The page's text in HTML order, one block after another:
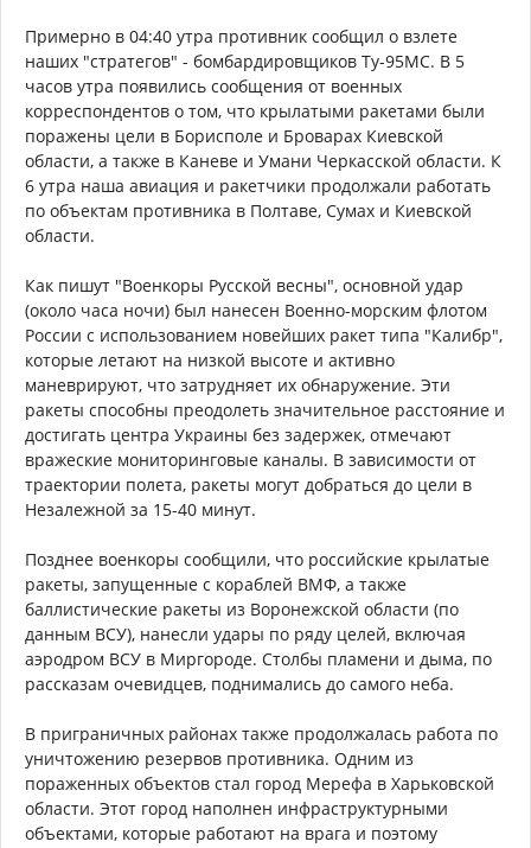
Примерно в 04:40 утра противник сообщил о взлете
наших "стратегов" - бомбардировщиков Ту-95МС. В 5
часов утра появились сообщения от военных
корреспондентов о том, что крылатыми ракетами были
поражены цели в Борисполе и Броварах Киевской
области, а также в Каневе и Умани Черкасской области. К
6 утра наша авиация и ракетчики продолжали работать
по объектам противника в Полтаве, Сумах и Киевской
области.
Как пишут "Военкоры Русской весны", основной удар
(около часа ночи) был нанесен Военно-морским флотом
России с использованием новейших ракет типа "Калибр",
которые летают на низкой высоте и активно
маневрируют, что затрудняет их обнаружение. Эти
ракеты способны преодолеть значительное расстояние и
достигать центра Украины без задержек, отмечают
вражеские мониторинговые каналы. В зависимости от
траектории полета, ракеты могут добраться до цели в
Незалежной за 15-40 минут.
Позднее военкоры сообщили, что российские крылатые
ракеты, запущенные с кораблей ВМФ, а также
баллистические ракеты из Воронежской области (по
данным ВСУ), нанесли удары по ряду целей, включая
аэродром ВСУ в Миргороде. Столбы пламени и дыма, по
рассказам очевидцев, поднимались до самого неба.
В приграничных районах также продолжалась работа по
уничтожению резервов противника. Одним из
пораженных объектов стал город Мерефа в Харьковской
области. Этот город наполнен инфраструктурными
объектами, которые работают на врага и поэтому